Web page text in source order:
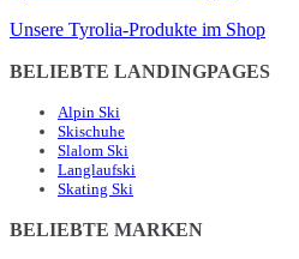
Unsere Tyrolia-Produkte im Shop
BELIEBTE LANDINGPAGES
Alpin Ski
Skischuhe
Slalom Ski
Langlaufski
Skating Ski
BELIEBTE MARKEN